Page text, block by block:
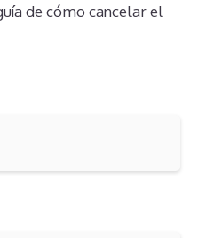
de cómo cancelar el